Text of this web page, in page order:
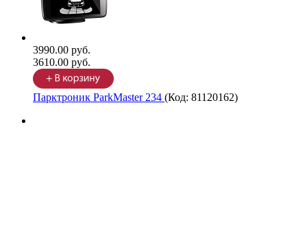
3990.00 руб.
3610.00 руб.
Парктроник ParkMaster 234 (Код: 81120162)